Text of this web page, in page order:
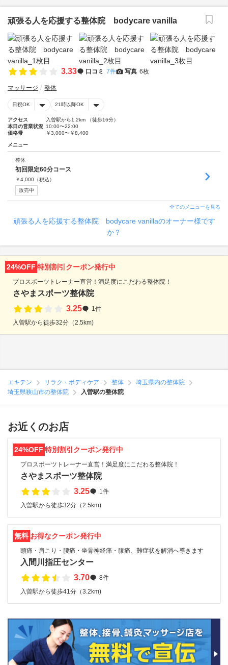
頑張る人を応援する整体院 bodycare vanilla
3.33 口コミ 7件 写真 6枚
マッサージ 整体
日祝OK 21時以降OK
アクセス
入曽駅から1.2km （徒歩16分）
本日の営業状況 10:00〜22:00
価格帯
￥3,000〜￥8,400
メニュー
整体
初回限定60分コース
￥4,000 （税込）
販売中
全てのメニューを見る
頑張る人を応援する整体院 bodycare vanillaのオーナー様です
か？
24%OFF 特別割引クーポン発行中
プロスポーツトレーナー直営！満足度にこだわる整体院！
さやまスポーツ整体院
3.25
1件
入曽駅から徒歩32分（2.5km)
エキテン リラク・ボディケア 整体
埼玉県内の整体院
埼玉県狭山市の整体院
入曽駅の整体院
お近くのお店
24%OFF 特別割引クーポン発行中
プロスポーツトレーナー直営！満足度にこだわる整体院！
さやまスポーツ整体院
3.25
1件
入曽駅から徒歩32分（2.5km)
無料 お得なクーポン発行中
頭痛・肩こり・腰痛・坐骨神経痛・膝痛、難症状を解消へ導きます
入間川指圧センター
3.70
8件
入曽駅から徒歩41分（3.2km)